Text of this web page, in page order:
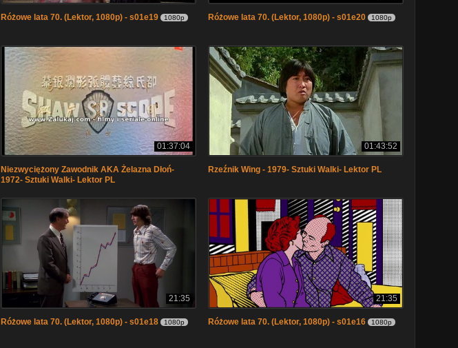
Różowe lata 70. (Lektor, 1080p) - s01e19 1080p Różowe lata 70. (Lektor, 1080p) - s01e20 1080p
01:37:04
Niezwyciężony Zawodnik AKA Żelazna Dłoń-
1972- Sztuki Walki- Lektor PL
01:43:52
Rzeźnik Wing - 1979- Sztuki Walki- Lektor PL
21:35
Różowe lata 70. (Lektor, 1080p) - s01e18 1080p
21:35
Różowe lata 70. (Lektor, 1080p) - s01e16 1080p